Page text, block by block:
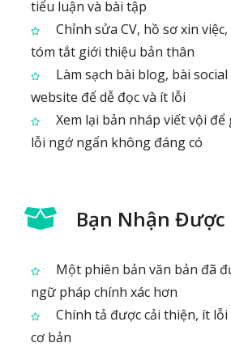
tiểu luận và bài tập
Chỉnh sửa CV, hồ sơ xin
tóm tắt giới thiệu bản thân
Làm sạch bài blog, bài
website để dễ đọc và ít lỗi
Xem lại bản nháp viết vội
lỗi ngớ ngẩn không đáng có
Bạn Nhận Được
Một phiên bản văn bản đã
ngữ pháp chính xác hơn
Chính tả được cải thiện, ít
cơ bản